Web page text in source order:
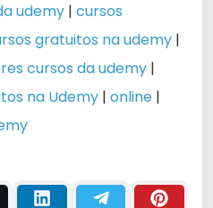
udemy | cursos
gratuitos na udemy |
cursos da udemy |
na Udemy | online |